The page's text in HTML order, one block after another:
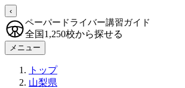
‹
ペーパードライバー講習ガイド
全国1,250校から探せる
メニュー
トップ
山梨県